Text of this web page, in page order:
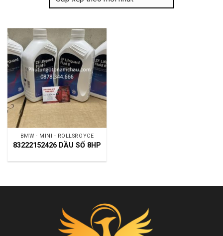
BMW - MINI - ROLLSROYCE
83222152426 DẦU SỐ 8HP